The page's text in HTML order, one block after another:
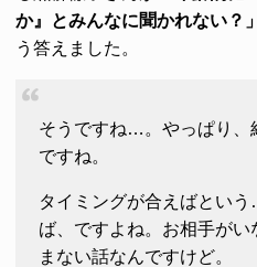
か』とみんなに聞かれない？」
う答えました。
そうですね…。やっぱり、
ですね。
タイミングが合えばとい
ば、ですよね。お相手が
まない話なんですけど。